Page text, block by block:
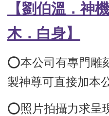
【劉伯溫．神
木．白身】
⭕️本公司有專門雕
製神尊可直接加本
⭕️照片拍攝力求呈